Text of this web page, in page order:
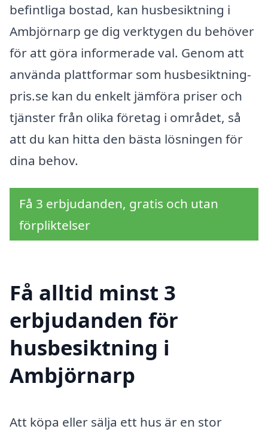
befintliga bostad, kan husbesiktning i
Ambjörnarp ge dig verktygen du behöver
för att göra informerade val. Genom att
använda plattformar som husbesiktning-
pris.se kan du enkelt jämföra priser och
tjänster från olika företag i området, så
att du kan hitta den bästa lösningen för
dina behov.
Få 3 erbjudanden, gratis och utan
förpliktelser
Få alltid minst 3
erbjudanden för
husbesiktning i
Ambjörnarp
Att köpa eller sälja ett hus är en stor